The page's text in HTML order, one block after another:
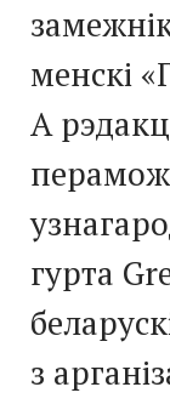
менскі
А
гурта
з